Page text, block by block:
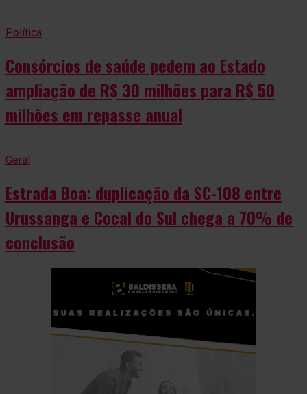
Política
Consórcios de saúde pedem ao Estado
ampliação de R$ 30 milhões para R$ 50
milhões em repasse anual
Geral
Estrada Boa: duplicação da SC-108 entre
Urussanga e Cocal do Sul chega a 70% de
conclusão